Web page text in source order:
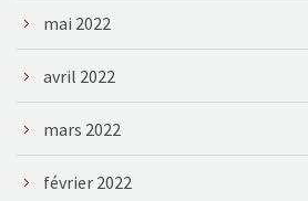
mai 2022
avril 2022
mars 2022
février 2022